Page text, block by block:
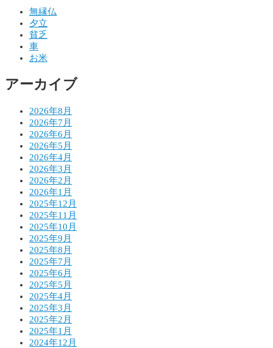
ン
無縁仏
夕立
貧乏
車
お米
アーカイブ
2026年8月
2026年7月
2026年6月
2026年5月
2026年4月
2026年3月
2026年2月
2026年1月
2025年12月
2025年11月
2025年10月
2025年9月
2025年8月
2025年7月
2025年6月
2025年5月
2025年4月
2025年3月
2025年2月
2025年1月
2024年12月